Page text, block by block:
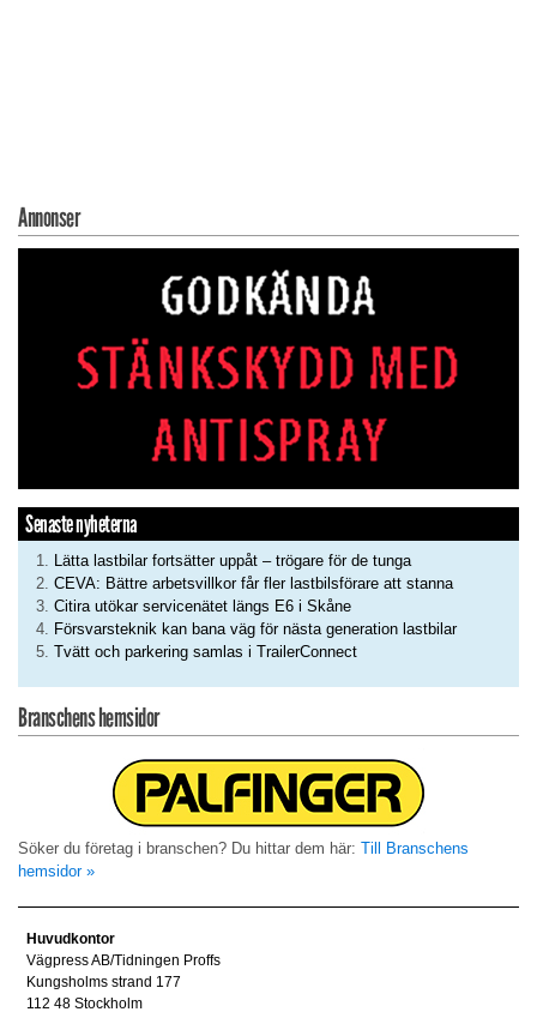
Annonser
Senaste nyheterna
Lätta lastbilar fortsätter uppåt – trögare för de tunga
CEVA: Bättre arbetsvillkor får fler lastbilsförare att stanna
Citira utökar servicenätet längs E6 i Skåne
Försvarsteknik kan bana väg för nästa generation lastbilar
Tvätt och parkering samlas i TrailerConnect
Branschens hemsidor
Söker du företag i branschen? Du hittar dem här: Till Branschens
hemsidor »
Huvudkontor
Vägpress AB/Tidningen Proffs
Kungsholms strand 177
112 48 Stockholm